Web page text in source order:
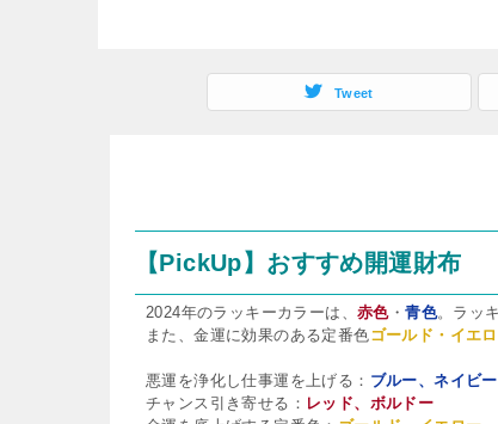
Tweet
【PickUp】おすすめ開運財布
2024年のラッキーカラーは、 赤色・青色。ラッ
また、金運に効果のある定番色ゴールド・イエ
悪運を浄化し仕事運を上げる： ブルー、ネイビー
チャンス引き寄せる： レッド、ボルドー